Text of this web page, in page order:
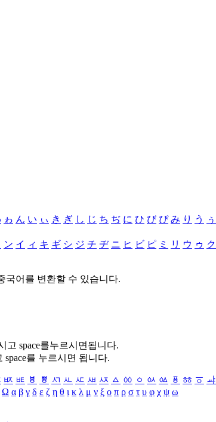
ゎ ん い ぃ き ぎ し じ ち ぢ に ひ び ぴ み り う ぅ
ン イ ィ キ ギ シ ジ チ ヂ ニ ヒ ビ ピ ミ リ ウ ゥ ク
국어를 변환할 수 있습니다.
고 space를누르시면됩니다.
space를 누르시면 됩니다.
ㅶ ㅷ ㅸ ㅹ ㅺ ㅻ ㅼ ㅽ ㅾ ㅿ ㆀ ㆁ ㆂ ㆃ ㆄ ㆅ ㆆ ㆇ
Ω α β γ δ ε ζ η θ ι κ λ μ ν ξ ο π ρ σ τ υ φ χ ψ ω